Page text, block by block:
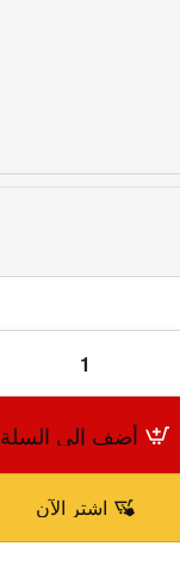
أضف إلى السلة
اشترِ الآن